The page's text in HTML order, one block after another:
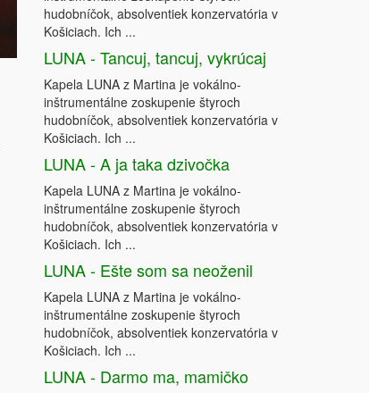
hudobníčok, absolventiek konzervatória v
Košiciach. Ich ...
LUNA - Tancuj, tancuj, vykrúcaj
Kapela LUNA z Martina je vokálno-
inštrumentálne zoskupenie štyroch
hudobníčok, absolventiek konzervatória v
Košiciach. Ich ...
LUNA - A ja taka dzivočka
Kapela LUNA z Martina je vokálno-
inštrumentálne zoskupenie štyroch
hudobníčok, absolventiek konzervatória v
Košiciach. Ich ...
LUNA - Ešte som sa neoženil
Kapela LUNA z Martina je vokálno-
inštrumentálne zoskupenie štyroch
hudobníčok, absolventiek konzervatória v
Košiciach. Ich ...
LUNA - Darmo ma, mamičko